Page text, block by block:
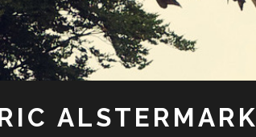
ALSTERMARK